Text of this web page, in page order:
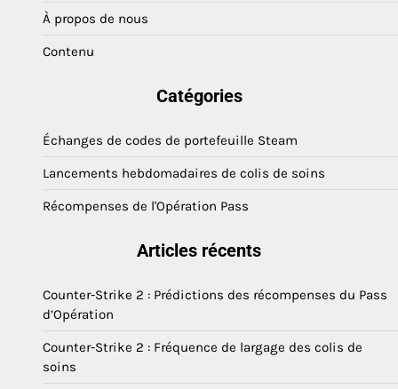
À propos de nous
Contenu
Catégories
Échanges de codes de portefeuille Steam
Lancements hebdomadaires de colis de soins
Récompenses de l'Opération Pass
Articles récents
Counter-Strike 2 : Prédictions des récompenses du Pass
d’Opération
Counter-Strike 2 : Fréquence de largage des colis de
soins